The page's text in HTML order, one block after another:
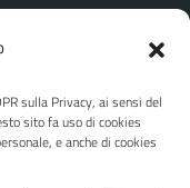
sulla Privacy, ai sensi del
sito fa uso di cookies
e anche di cookies